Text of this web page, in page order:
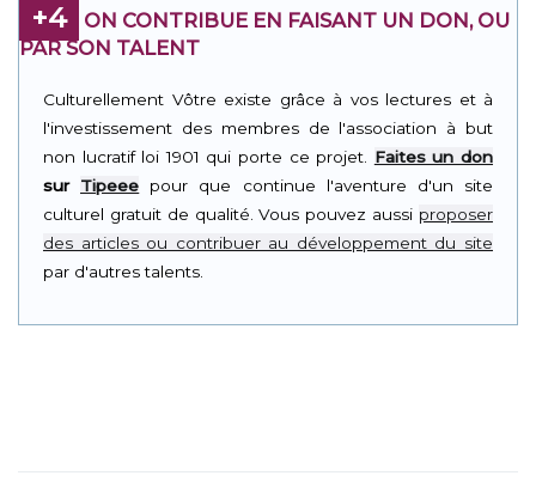
+4
ON CONTRIBUE EN FAISANT UN DON, OU
PAR SON TALENT
Culturellement Vôtre existe grâce à vos lectures et à
l'investissement des membres de l'association à but
non lucratif loi 1901 qui porte ce projet. Faites un don
sur Tipeee pour que continue l'aventure d'un site
culturel gratuit de qualité. Vous pouvez aussi proposer
des articles ou contribuer au développement du site
par d'autres talents.